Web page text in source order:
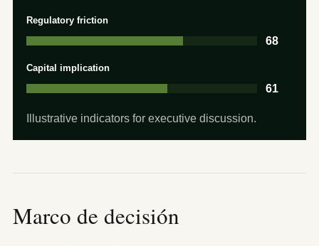
Regulatory friction
68
Capital implication
61
Illustrative indicators for executive discussion.
Marco de decisión